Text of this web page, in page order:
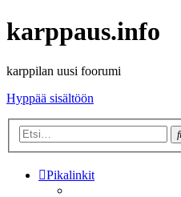
karppaus.info
karppilan uusi foorumi
Hyppää sisältöön
Pikalinkit